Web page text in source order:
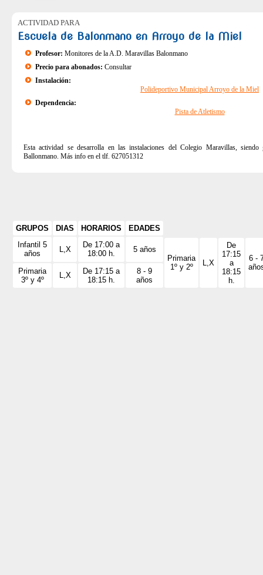
ACTIVIDAD PARA
Escuela de Balonmano en Arroyo de la Miel
Profesor: Monitores de la A.D. Maravillas Balonmano
Precio para abonados: Consultar
Instalación:
Polideportivo Municipal Arroyo de la Miel
Dependencia:
Pista de Atletismo
Esta actividad se desarrolla en las instalaciones del Colegio Maravillas,
Ballonmano. Más info en el tlf. 627051312
GRUPOS DIAS HORARIOS
EDADES
Infantil 5
años
L,X
De 17:00 a
18:00 h.
5 años
Primaria
1º y 2º
L,X
De
17:15
a
18:15
h.
6 -
Primaria
3º y 4º
L,X
De 17:15 a
18:15 h.
8 - 9
años